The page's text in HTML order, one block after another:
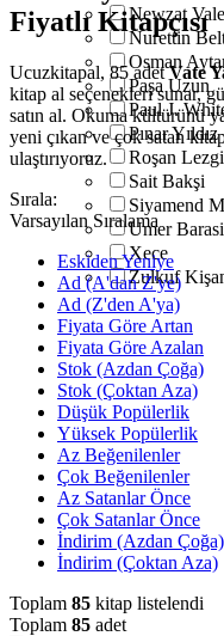
Newzat
Nurettin
Osman
Paşa Uzun
Paul J.
Pınar Yıldız
Roşan
Sait Bakşi
Siyamend
Umer Barasi
Xece
Zulkuf
Fiyatlı Kitapçısı
Ucuzkitapal, 85 adetVate
kitap al seçenekleri sunar,
satın al. Okuma kültürünü
yeni çıkan ve çok satan
ulaştırıyoruz.
Sırala:
Varsayılan Sıralama
Eskiden Yeniye
Ad (A'dan Z'ye)
Ad (Z'den A'ya)
Fiyata Göre Artan
Fiyata Göre Azalan
Stok (Azdan Çoğa)
Stok (Çoktan Aza)
Düşük Popülerlik
Yüksek Popülerlik
Az Beğenilenler
Çok Beğenilenler
Az Satanlar Önce
Çok Satanlar Önce
İndirim (Azdan Çoğa)
İndirim (Çoktan Aza)
Toplam 85 kitap listelendi
Toplam 85 adet